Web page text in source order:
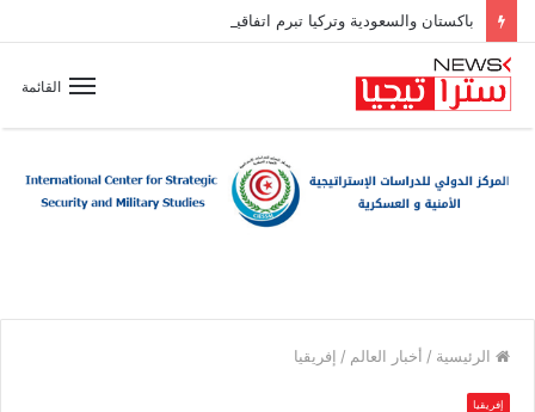
باكستان والسعودية وتركيا تبرم اتفاقية دفاع مشترك
القائمة
الرئيسية / أخبار العالم / إفريقيا
إفريقيا